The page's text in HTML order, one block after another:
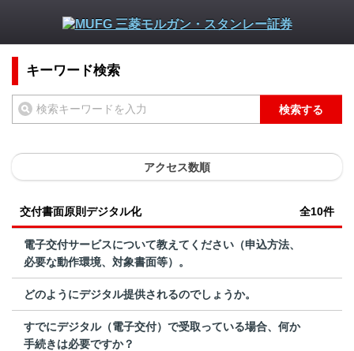
キーワード検索
検索する
アクセス数順
交付書面原則デジタル化 全10件
電子交付サービスについて教えてください（申込方法、
必要な動作環境、対象書面等）。
どのようにデジタル提供されるのでしょうか。
すでにデジタル（電子交付）で受取っている場合、何か
手続きは必要ですか？